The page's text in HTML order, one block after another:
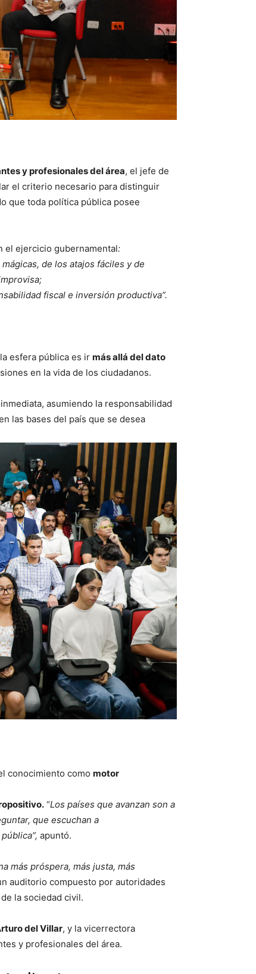
y profesionales del área, el jefe de
el criterio necesario para distinguir
que toda política pública posee
el ejercicio gubernamental:
de los atajos fáciles y de
fiscal e inversión productiva”.
esfera pública es ir más allá del dato
en la vida de los ciudadanos.
asumiendo la responsabilidad
las bases del país que se desea
conocimiento como motor
. “Los países que avanzan son a
que escuchan a
apuntó.
más próspera, más justa, más
auditorio compuesto por autoridades
la sociedad civil.
del Villar, y la vicerrectora
y profesionales del área.